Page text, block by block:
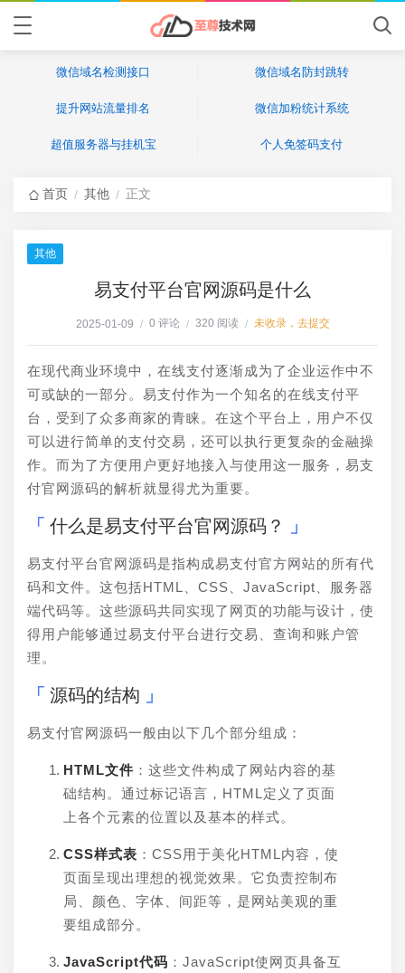
微信域名检测接口 微信域名防封跳转
提升网站流量排名 微信加粉统计系统
超值服务器与挂机宝 个人免签码支付
首页 / 其他 / 正文
其他
易支付平台官网源码是什么
2025-01-09 / 0 评论 / 320 阅读 / 未收录，去提交
在现代商业环境中，在线支付逐渐成为了企业运作中不
可或缺的一部分。易支付作为一个知名的在线支付平
台，受到了众多商家的青睐。在这个平台上，用户不仅
可以进行简单的支付交易，还可以执行更复杂的金融操
作。而为了方便用户更好地接入与使用这一服务，易支
付官网源码的解析就显得尤为重要。
什么是易支付平台官网源码？
易支付平台官网源码是指构成易支付官方网站的所有代
码和文件。这包括HTML、CSS、JavaScript、服务器
端代码等。这些源码共同实现了网页的功能与设计，使
得用户能够通过易支付平台进行交易、查询和账户管
理。
源码的结构
易支付官网源码一般由以下几个部分组成：
HTML文件 ：这些文件构成了网站内容的基
础结构。通过标记语言，HTML定义了页面
上各个元素的位置以及基本的样式。
CSS样式表 ：CSS用于美化HTML内容，使
页面呈现出理想的视觉效果。它负责控制布
局、颜色、字体、间距等，是网站美观的重
要组成部分。
JavaScript代码 ：JavaScript使网页具备互